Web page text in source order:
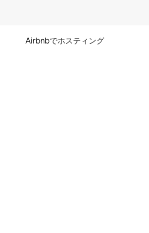
Airbnbでホスティング